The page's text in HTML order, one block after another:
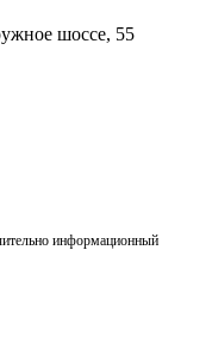
шоссе, 55
информационный